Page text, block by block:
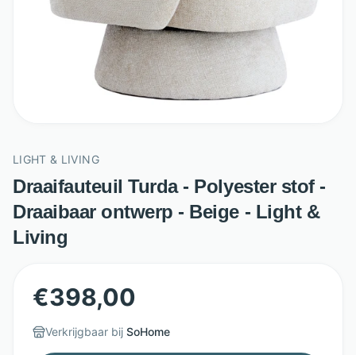
LIGHT & LIVING
Draaifauteuil Turda - Polyester stof -
Draaibaar ontwerp - Beige - Light &
Living
€398,00
Verkrijgbaar bij SoHome